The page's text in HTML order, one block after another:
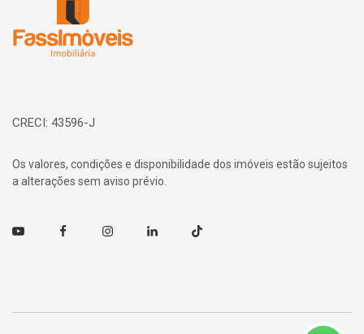
CRECI: 43596-J
Os valores, condições e disponibilidade dos imóveis estão sujeitos
a alterações sem aviso prévio.
Youtube FacebookInstagramLinkedin TikTok